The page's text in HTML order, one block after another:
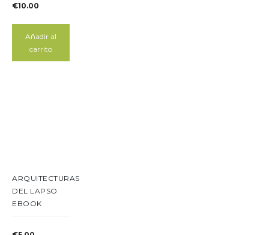
€10.00
Añadir al
carrito
ARQUITECTURAS
DEL LAPSO
EBOOK